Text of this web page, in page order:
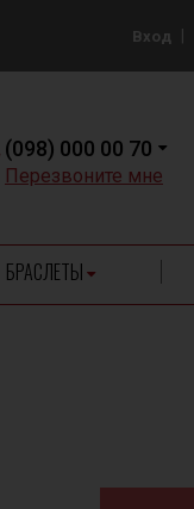
Вход
(098) 000 00 70
Перезвоните мне
БРАСЛЕТЫ